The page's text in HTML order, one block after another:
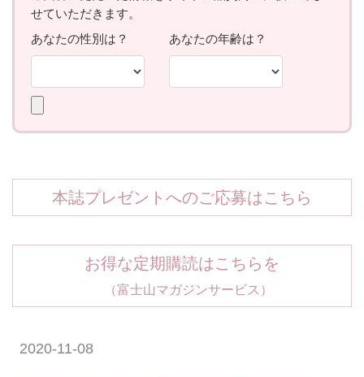
本誌プレゼントへのご応募はこちら
お得な定期購読はこちらを
（富士山マガジンサービス）
2020-11-08